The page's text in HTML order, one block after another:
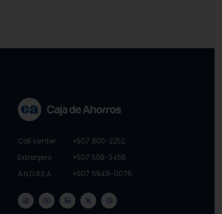
Call center
+507 800-2252
Extranjero
+507 508-3456
A.N.D.R.E.A
+507 6949-0076